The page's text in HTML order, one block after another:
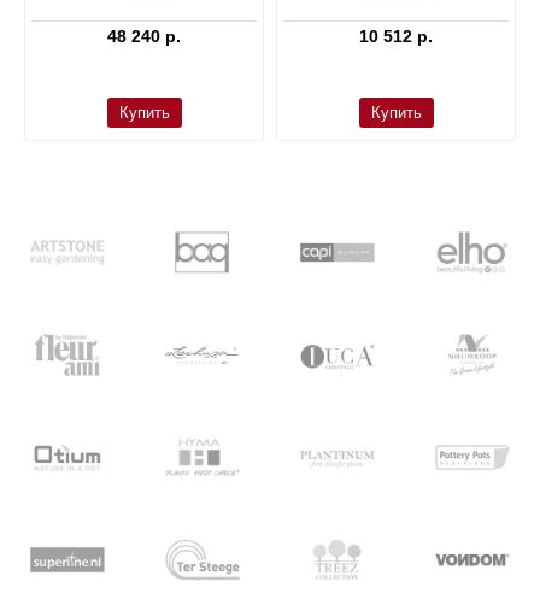
48 240 р.
Купить
10 512 р.
Купить